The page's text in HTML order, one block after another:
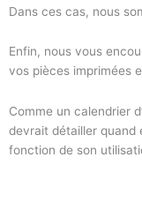
Dans ces cas, nous
Enfin, nous vous
vos pièces imprimées
Comme un calendrier
devrait détailler quand
fonction de son